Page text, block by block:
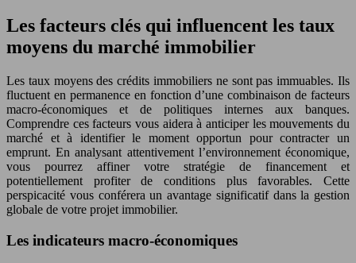
Les facteurs clés qui influencent les taux
moyens du marché immobilier
Les taux moyens des crédits immobiliers ne sont pas immuables. Ils
fluctuent en permanence en fonction d’une combinaison de facteurs
macro-économiques et de politiques internes aux banques.
Comprendre ces facteurs vous aidera à anticiper les mouvements du
marché et à identifier le moment opportun pour contracter un
emprunt. En analysant attentivement l’environnement économique,
vous pourrez affiner votre stratégie de financement et
potentiellement profiter de conditions plus favorables. Cette
perspicacité vous conférera un avantage significatif dans la gestion
globale de votre projet immobilier.
Les indicateurs macro-économiques